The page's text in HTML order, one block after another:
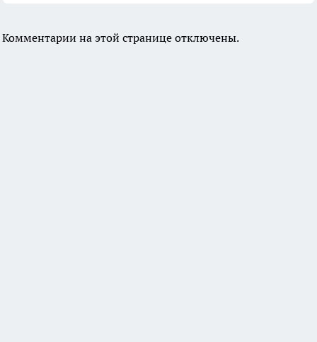
Комментарии на этой странице отключены.